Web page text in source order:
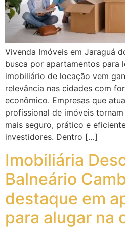
Vivenda Imóveis em Jaraguá
busca por apartamentos para
imobiliário de locação vem
relevância nas cidades com
econômico. Empresas que
profissional de imóveis
mais seguro, prático e
investidores. Dentro […]
Imobiliária
Balneário
destaque em
para alugar na